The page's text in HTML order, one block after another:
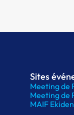
Sites
Meeting de
Meeting de
MAIF